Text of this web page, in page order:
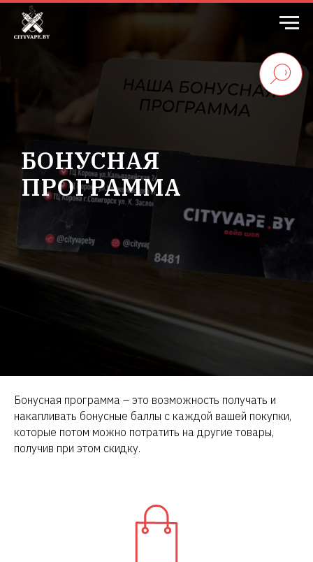
БОНУСНАЯ
ПРОГРАММА
Бонусная программа – это возможность получать и
накапливать бонусные баллы с каждой вашей покупки,
которые потом можно потратить на другие товары,
получив при этом скидку.